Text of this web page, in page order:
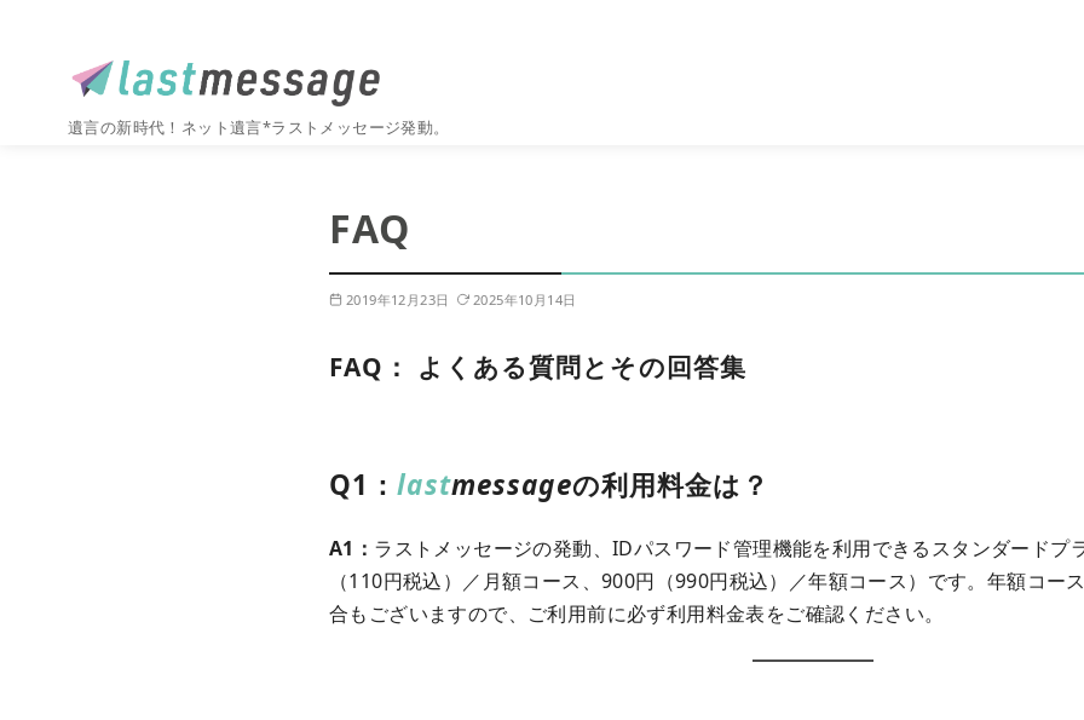
遺言の新時代！ネット遺言*ラストメッセージ発動。
FAQ
2019年12月23日 2025年10月14日
FAQ： よくある質問とその回答集
Q1：lastmessageの利用料金は？
A1： ラストメッセージの発動、IDパスワード管理機能を利用できるスタンダードプ
（110円税込）／月額コース、900円（990円税込）／年額コース）です。年額コー
合もございますので、ご利用前に必ず利用料金表をご確認ください。